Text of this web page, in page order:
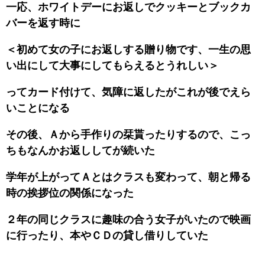
一応、ホワイトデーにお返しでクッキーとブックカ
バーを返す時に
＜初めて女の子にお返しする贈り物です、一生の思
い出にして大事にしてもらえるとうれしい＞
ってカード付けて、気障に返したがこれが後でえら
いことになる
その後、Ａから手作りの栞貰ったりするので、こっ
ちもなんかお返ししてが続いた
学年が上がってＡとはクラスも変わって、朝と帰る
時の挨拶位の関係になった
２年の同じクラスに趣味の合う女子がいたので映画
に行ったり、本やＣＤの貸し借りしていた